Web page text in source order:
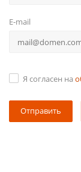
E-mail
Я согласен на